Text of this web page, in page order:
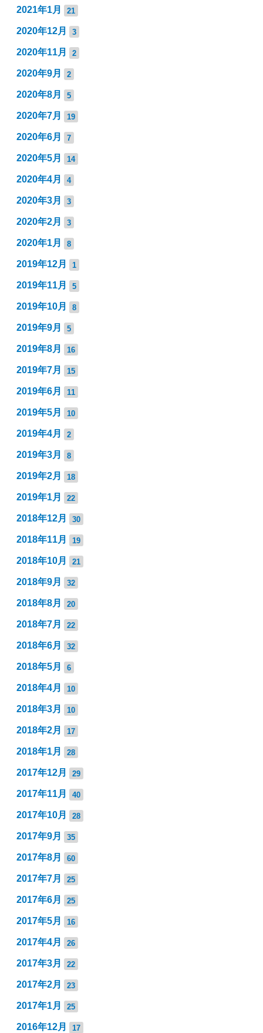
2021年1月 21
2020年12月 3
2020年11月 2
2020年9月 2
2020年8月 5
2020年7月 19
2020年6月 7
2020年5月 14
2020年4月 4
2020年3月 3
2020年2月 3
2020年1月 8
2019年12月 1
2019年11月 5
2019年10月 8
2019年9月 5
2019年8月 16
2019年7月 15
2019年6月 11
2019年5月 10
2019年4月 2
2019年3月 8
2019年2月 18
2019年1月 22
2018年12月 30
2018年11月 19
2018年10月 21
2018年9月 32
2018年8月 20
2018年7月 22
2018年6月 32
2018年5月 6
2018年4月 10
2018年3月 10
2018年2月 17
2018年1月 28
2017年12月 29
2017年11月 40
2017年10月 28
2017年9月 35
2017年8月 60
2017年7月 25
2017年6月 25
2017年5月 16
2017年4月 26
2017年3月 22
2017年2月 23
2017年1月 25
2016年12月 17